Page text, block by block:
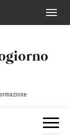
C
a